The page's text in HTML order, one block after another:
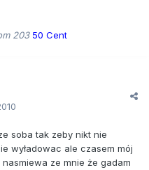
203 50 Cent
soba tak zeby nikt nie
wyładowac ale czasem mój
ze mnie że gadam